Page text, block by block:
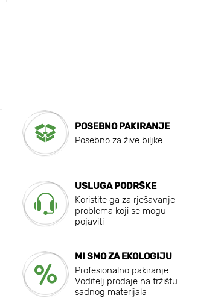
POSEBNO PAKIRANJE
Posebno za žive biljke
USLUGA PODRŠKE
Koristite ga za rješavanje
problema koji se mogu
pojaviti
MI SMO ZA EKOLOGIJU
Profesionalno pakiranje
Voditelj prodaje na tržištu
sadnog materijala